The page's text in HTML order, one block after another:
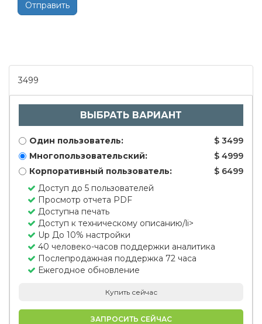
Отправить
3499
ВЫБРАТЬ ВАРИАНТ
Один пользователь:
$ 3499
Многопользовательский:
$ 4999
Корпоративный пользователь:
$ 6499
Доступ до 5 пользователей
Просмотр отчета PDF
Доступна печать
Доступ к техническому описанию/li>
Up До 10% настройки
40 человеко-часов поддержки аналитика
Послепродажная поддержка 72 часа
Ежегодное обновление
Купить сейчас
ЗАПРОСИТЬ СЕЙЧАС